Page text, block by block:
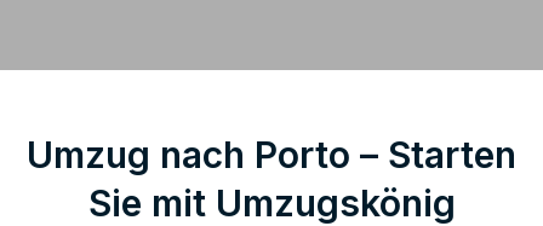
Umzug nach Porto – Starten
Sie mit Umzugskönig